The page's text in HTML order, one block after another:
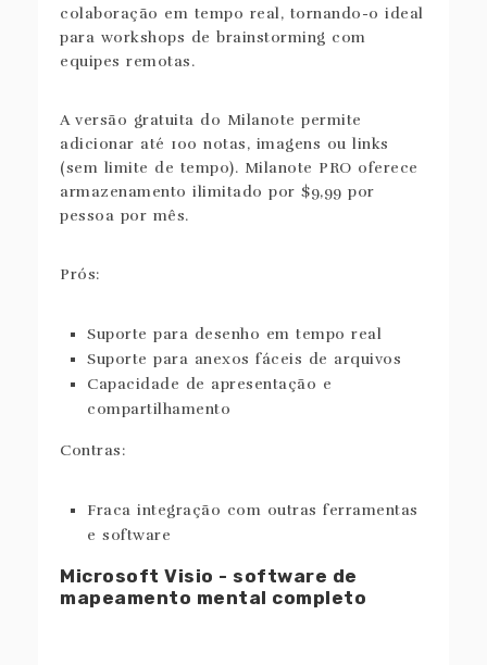
colaboração em tempo real, tornando-o ideal
para workshops de brainstorming com
equipes remotas.
A versão gratuita do Milanote permite
adicionar até 100 notas, imagens ou links
(sem limite de tempo). Milanote PRO oferece
armazenamento ilimitado por $9,99 por
pessoa por mês.
Prós:
Suporte para desenho em tempo real
Suporte para anexos fáceis de arquivos
Capacidade de apresentação e
compartilhamento
Contras:
Fraca integração com outras ferramentas
e software
Microsoft Visio - software de
mapeamento mental completo